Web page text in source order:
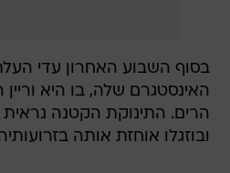
בסוף השבוע האחרון עדי
האינסטגרם שלה, בו היא
הרים. התינוקת הקטנה
ובוזגלו אוחזת אותה